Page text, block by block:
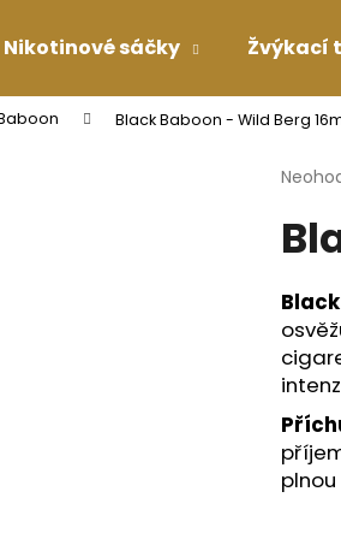
Nikotinové sáčky Žvýkací
Black Baboon - Wild Berg
je
z
5
Co potřebujete najít?